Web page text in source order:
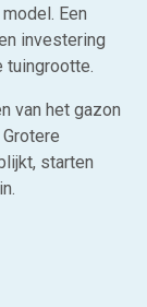
Een
investering
tuingrootte.
van het gazon
starten